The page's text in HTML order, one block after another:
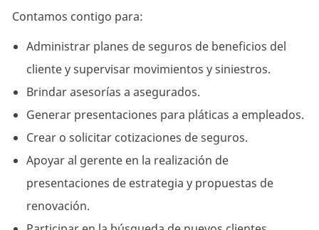
Contamos contigo para:
Administrar planes de seguros de beneficios del
cliente y supervisar movimientos y siniestros.
Brindar asesorías a asegurados.
Generar presentaciones para pláticas a empleados.
Crear o solicitar cotizaciones de seguros.
Apoyar al gerente en la realización de
presentaciones de estrategia y propuestas de
renovación.